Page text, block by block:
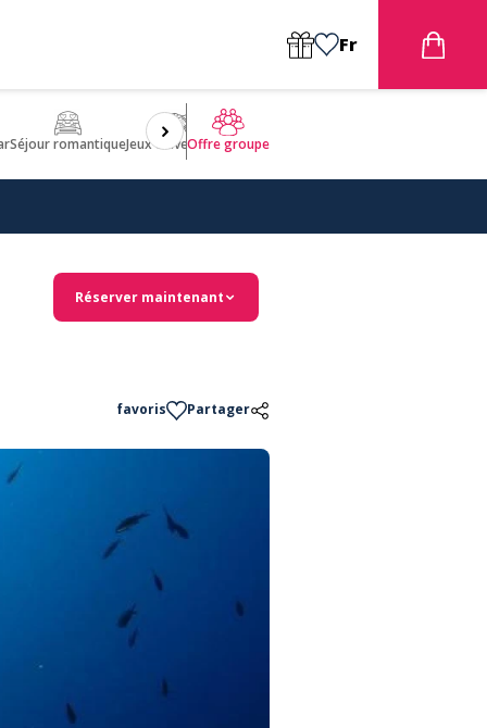
Fr
Séjour romantiqueJeux d'aventuresBien être
Offre groupe
Réserver maintenant
favoris Partager